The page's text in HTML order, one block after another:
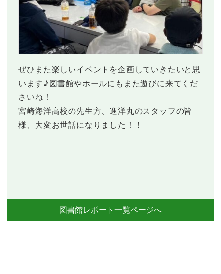
ぜひまた楽しいイベントを企画していきたいと思
います♪図書館やホールにもまた遊びに来てくだ
さいね！
宮崎海洋高校の先生方、進洋丸のスタッフの皆
様、大変お世話になりました！！
図書館レポート一覧ページへ